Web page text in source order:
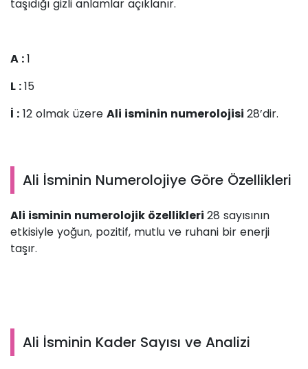
taşıdığı gizli anlamlar açıklanır.
A :1
L :15
İ : 12 olmak üzere Ali isminin numerolojisi 28’dir.
Ali İsminin Numerolojiye Göre Özellikleri
Ali isminin numerolojik özellikleri 28 sayısının
etkisiyle yoğun, pozitif, mutlu ve ruhani bir enerji
taşır.
Ali İsminin Kader Sayısı ve Analizi